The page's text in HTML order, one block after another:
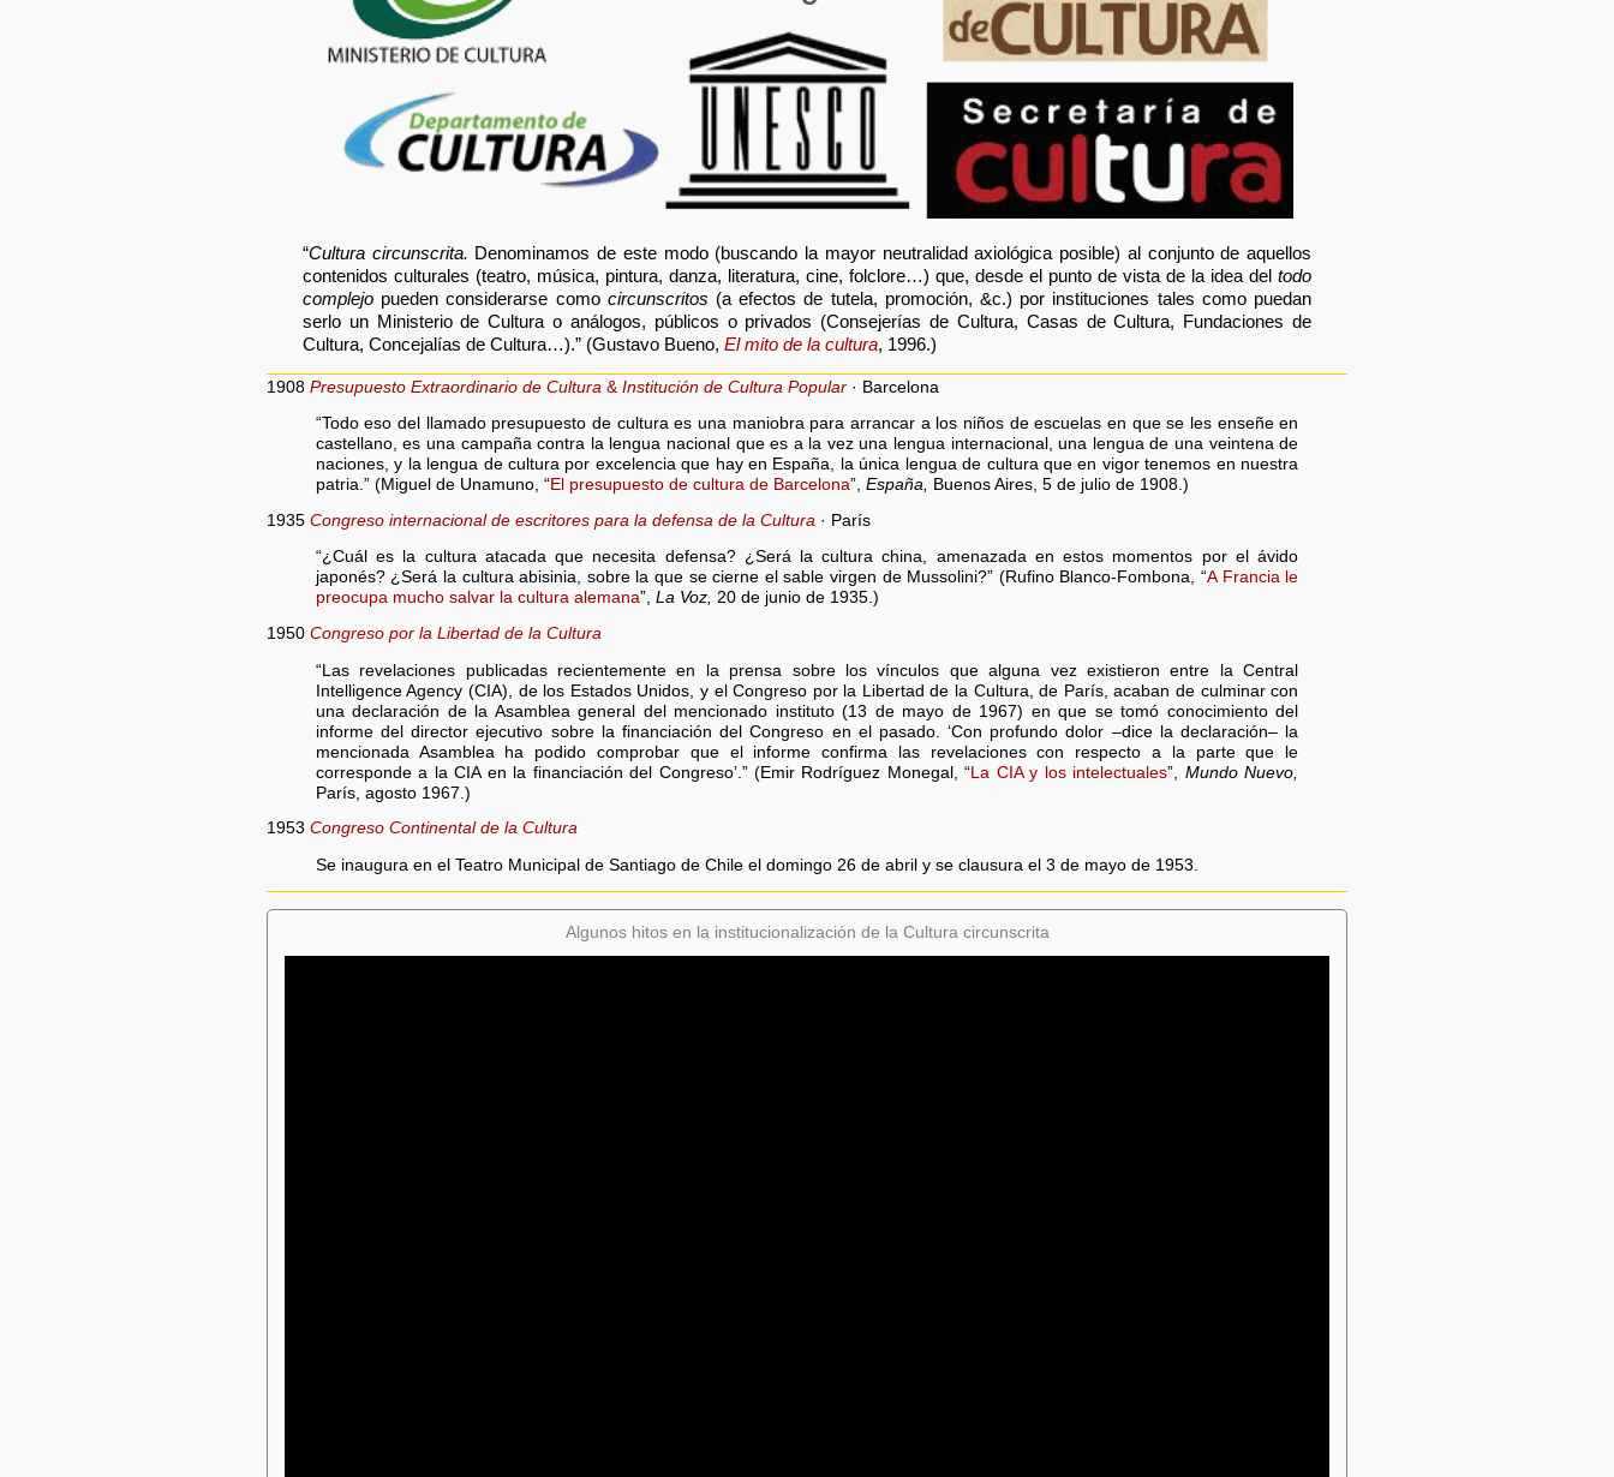
“Cultura circunscrita. Denominamos de este modo (buscando la mayor neutralidad axiológica posible) al conjunto de aquellos
contenidos culturales (teatro, música, pintura, danza, literatura, cine, folclore…) que, desde el punto de vista de la idea deltodo
complejopueden considerarse como circunscritos (a efectos de tutela, promoción, &c.) por instituciones tales como puedan
serlo un Ministerio de Cultura o análogos, públicos o privados (Consejerí­as de Cultura, Casas de Cultura, Fundaciones de
Cultura, Concejalí­as de Cultura…).” (Gustavo Bueno, El mito de la cultura, 1996.)
1908 Presupuesto Extraordinario de Cultura & Institución de Cultura Popular · Barcelona
“Todo eso del llamado presupuesto de cultura es una maniobra para arrancar a los niños de escuelas en que se les enseñe en
castellano, es una campaña contra la lengua nacional que es a la vez una lengua internacional, una lengua de una veintena de
naciones, y la lengua de cultura por excelencia que hay en España, la única lengua de cultura que en vigor tenemos en nuestra
patria.” (Miguel de Unamuno, “El presupuesto de cultura de Barcelona”, España, Buenos Aires, 5 de julio de 1908.)
1935 Congreso internacional de escritores para la defensa de la Cultura · París
“¿Cuál es la cultura atacada que necesita defensa? ¿Será la cultura china, amenazada en estos momentos por el ávido
japonés? ¿Será la cultura abisinia, sobre la que se cierne el sable virgen de Mussolini?” (Rufino Blanco-Fombona, “A Francia le
preocupa mucho salvar la cultura alemana”, La Voz, 20 de junio de 1935.)
1950 Congreso por la Libertad de la Cultura
“Las revelaciones publicadas recientemente en la prensa sobre los vínculos que alguna vez existieron entre la Central
Intelligence Agency (CIA), de los Estados Unidos, y el Congreso por la Libertad de la Cultura, de París, acaban de culminar con
una declaración de la Asamblea general del mencionado instituto (13 de mayo de 1967) en que se tomó conocimiento del
informe del director ejecutivo sobre la financiación del Congreso en el pasado. ‘Con profundo dolor –dice la declaración– la
mencionada Asamblea ha podido comprobar que el informe confirma las revelaciones con respecto a la parte que le
corresponde a la CIA en la financiación del Congreso’.” (Emir Rodríguez Monegal, “La CIA y los intelectuales”, Mundo Nuevo,
París, agosto 1967.)
1953 Congreso Continental de la Cultura
Se inaugura en el Teatro Municipal de Santiago de Chile el domingo 26 de abril y se clausura el 3 de mayo de 1953.
Algunos hitos en la institucionalización de la Cultura circunscrita